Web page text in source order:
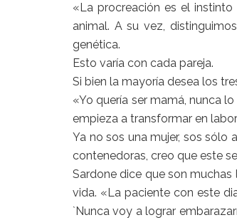
«La procreación es el
animal. A su vez,
genética.
Esto varía con cada pareja.
Si bien la mayoría desea los
«Yo quería ser mamá, nunca
empieza a transformar en
Ya no sos una mujer, sos sólo
contenedoras, creo que este
Sardone dice que son
vida. «La paciente con este
`Nunca voy a lograr